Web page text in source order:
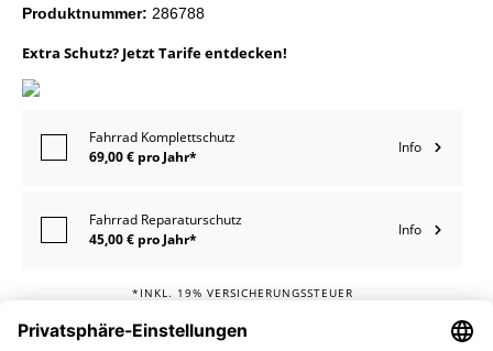
Produktnummer: 286788
Extra Schutz? Jetzt Tarife entdecken!
Fahrrad Komplettschutz
69,00 € pro Jahr*
Info
Fahrrad Reparaturschutz
45,00 € pro Jahr*
Info
*INKL. 19% VERSICHERUNGSSTEUER
Frage zum Produkt